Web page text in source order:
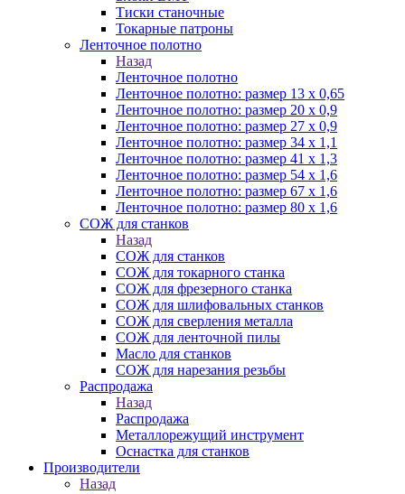
Тиски станочные
Токарные патроны
Ленточное полотно
Назад
Ленточное полотно
Ленточное полотно: размер 13 х 0,65
Ленточное полотно: размер 20 х 0,9
Ленточное полотно: размер 27 х 0,9
Ленточное полотно: размер 34 х 1,1
Ленточное полотно: размер 41 х 1,3
Ленточное полотно: размер 54 х 1,6
Ленточное полотно: размер 67 х 1,6
Ленточное полотно: размер 80 х 1,6
СОЖ для станков
Назад
СОЖ для станков
СОЖ для токарного станка
СОЖ для фрезерного станка
СОЖ для шлифовальных станков
СОЖ для сверления металла
СОЖ для ленточной пилы
Масло для станков
СОЖ для нарезания резьбы
Распродажа
Назад
Распродажа
Металлорежущий инструмент
Оснастка для станков
Производители
Назад